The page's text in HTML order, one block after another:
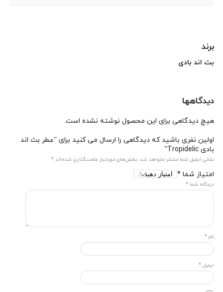
برند
بث اند بادی
دیدگاهها
هیچ دیدگاهی برای این محصول نوشته نشده است.
اولین نفری باشید که دیدگاهی را ارسال می کنید برای “عطر بث اند
بادی Tropidelic”
نشانی ایمیل شما منتشر نخواهد شد. بخش‌های موردنیاز علامت‌گذاری شده‌اند *
امتیاز شما *
دیدگاه شما *
نام *
ایمیل *